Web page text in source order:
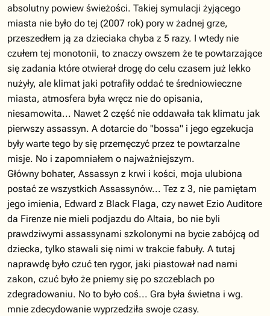
absolutny powiew świeżości. Takiej symulacji żyjącego
miasta nie było do tej (2007 rok) pory w żadnej grze,
przeszedłem ją za dzieciaka chyba z 5 razy. I wtedy nie
czułem tej monotonii, to znaczy owszem że te powtarzające
się zadania które otwierał drogę do celu czasem już lekko
nużyły, ale klimat jaki potrafiły oddać te średniowieczne
miasta, atmosfera była wręcz nie do opisania,
niesamowita... Nawet 2 część nie oddawała tak klimatu jak
pierwszy assassyn. A dotarcie do "bossa" i jego egzekucja
były warte tego by się przemęczyć przez te powtarzalne
misje. No i zapomniałem o najważniejszym.
Główny bohater, Assassyn z krwi i kości, moja ulubiona
postać ze wszystkich Assassynów... Tez z 3, nie pamiętam
jego imienia, Edward z Black Flaga, czy nawet Ezio Auditore
da Firenze nie mieli podjazdu do Altaia, bo nie byli
prawdziwymi assassynami szkolonymi na bycie zabójcą od
dziecka, tylko stawali się nimi w trakcie fabuły. A tutaj
naprawdę było czuć ten rygor, jaki piastował nad nami
zakon, czuć było że pniemy się po szczeblach po
zdegradowaniu. No to było coś... Gra była świetna i wg.
mnie zdecydowanie wyprzedziła swoje czasy.